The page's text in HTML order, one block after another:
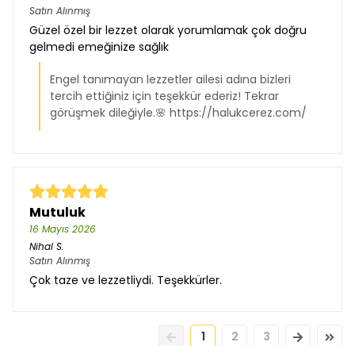
Satın Alınmış
Güzel özel bir lezzet olarak yorumlamak çok doğru
gelmedi emeğinize sağlık
Engel tanımayan lezzetler ailesi adına bizleri
tercih ettiğiniz için teşekkür ederiz! Tekrar
görüşmek dileğiyle.🌸 https://halukcerez.com/
Mutuluk
16 Mayıs 2026
Nihal S.
Satın Alınmış
Çok taze ve lezzetliydi. Teşekkürler.
1 2 3